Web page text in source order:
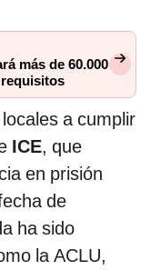
más de 60.000
a cumplir
ICE, que
en prisión
de
ha sido
la ACLU,